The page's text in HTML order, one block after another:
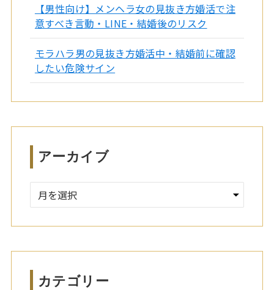
【男性向け】メンヘラ女の見抜き方婚活で注
意すべき言動・LINE・結婚後のリスク
モラハラ男の見抜き方婚活中・結婚前に確認
したい危険サイン
アーカイブ
ー
ブ
カテゴリー